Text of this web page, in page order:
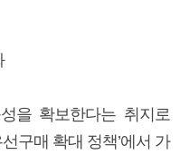
을 확보한다는 취지로
구매 확대 정책’에서 가